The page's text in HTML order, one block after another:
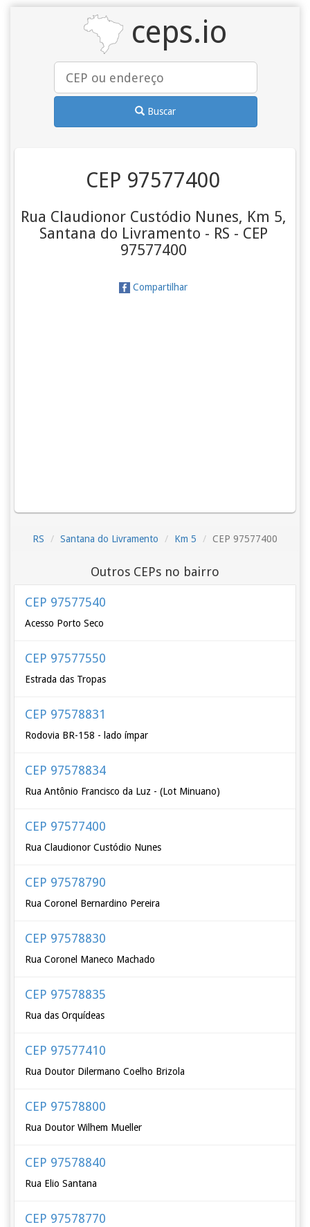
ceps.io
Buscar
CEP 97577400
Rua Claudionor Custódio Nunes, Km 5,
Santana do Livramento - RS - CEP
97577400
Compartilhar
RS Santana do Livramento Km 5 CEP 97577400
Outros CEPs no bairro
CEP 97577540
Acesso Porto Seco
CEP 97577550
Estrada das Tropas
CEP 97578831
Rodovia BR-158 - lado ímpar
CEP 97578834
Rua Antônio Francisco da Luz - (Lot Minuano)
CEP 97577400
Rua Claudionor Custódio Nunes
CEP 97578790
Rua Coronel Bernardino Pereira
CEP 97578830
Rua Coronel Maneco Machado
CEP 97578835
Rua das Orquídeas
CEP 97577410
Rua Doutor Dilermano Coelho Brizola
CEP 97578800
Rua Doutor Wilhem Mueller
CEP 97578840
Rua Elio Santana
CEP 97578770